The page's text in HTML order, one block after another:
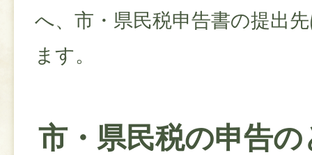
へ、市・県民税申告書の提出
ます。
市・県民税の申告